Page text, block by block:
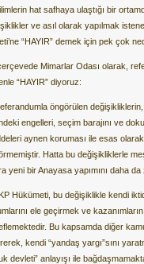
hat safhaya ulaştığı bir
ve asıl olarak yapılmak
“HAYIR” demek için pek çok
Mimarlar Odası olarak,
“HAYIR” diyoruz:
öngörülen
engelleri, seçim barajını ve
aynen koruması ile esas
Hatta bu değişikliklerle
yeni bir Anayasa yapımını daha da
Hükümeti, bu değişiklikle kendi
ele geçirmek ve
Bu kapsamda diğer
kendi “yandaş yargı”sını
devleti” anlayışı ile